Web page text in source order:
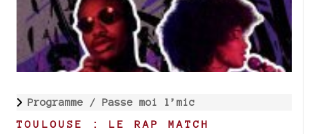
Programme / Passe moi l’mic
TOULOUSE : LE RAP MATCH